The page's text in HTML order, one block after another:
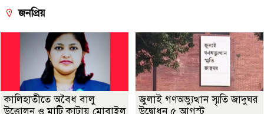
জনপ্রিয়
কালিহাতীতে অবৈধ বালু
উত্তোলন ও মাটি কাটায় মোবাইল
জুলাই গণঅভ্যুত্থান স্মৃতি জাদুঘর
উদ্বোধন ৫ আগস্ট